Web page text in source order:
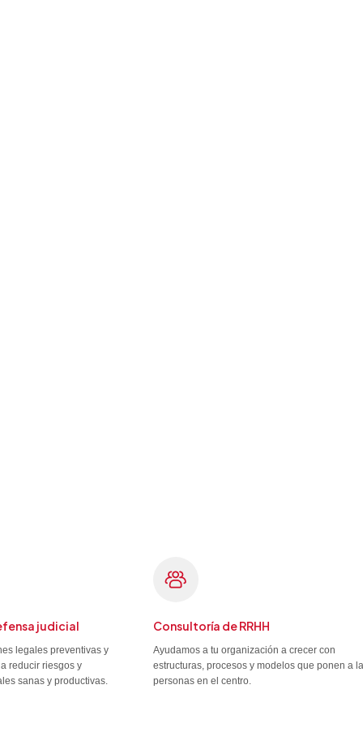
judicial
legales preventivas y
reducir riesgos y
sanas y productivas.
Consultoría de RRHH
Ayudamos a tu organización a crecer con
estructuras, procesos y modelos que ponen a
personas en el centro.